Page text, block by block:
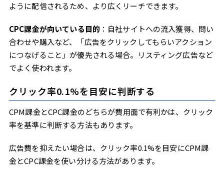
ように配信されるため、より広くリーチできます。
CPC課金が向いている目的 ：自社サイトへの流入獲得、問い
合わせや購入など、「広告をクリックしてもらいアクション
につなげること」が優先される場合。リスティング広告など
でよく使われます。
クリック率0.1%を目安に判断する
CPM課金とCPC課金のどちらが費用面で有利かは、クリック
率を基準に判断する方法もあります。
広告費を抑えたい場合は、クリック率0.1%を目安にCPM課
金とCPC課金を使い分ける方法があります。